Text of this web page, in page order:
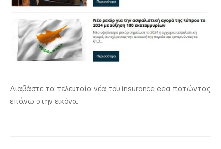
Διαβάστε τα τελευταία νέα του insurance eea πατώντας
επάνω στην εικόνα.